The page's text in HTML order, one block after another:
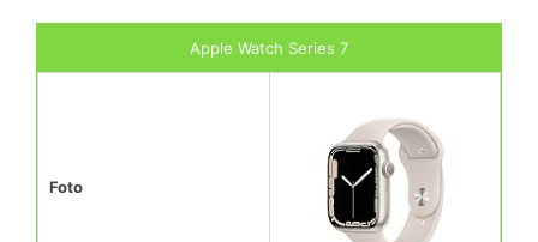
Apple Watch Series 7
Foto